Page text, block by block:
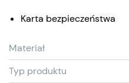
Karta bezpieczeństwa
Materiał
Typ produktu